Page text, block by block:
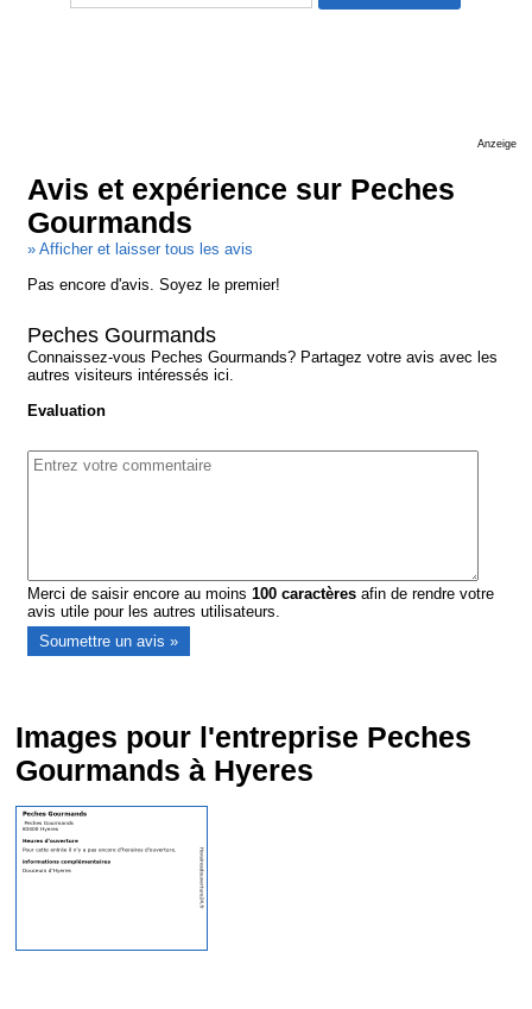
Anzeige
Avis et expérience sur Peches
Gourmands
» Afficher et laisser tous les avis
Pas encore d'avis. Soyez le premier!
Peches Gourmands
Connaissez-vous Peches Gourmands? Partagez votre avis avec les
autres visiteurs intéressés ici.
Evaluation
Merci de saisir encore au moins100 caractères afin de rendre votre
avis utile pour les autres utilisateurs.
Images pour l'entreprise Peches
Gourmands à Hyeres